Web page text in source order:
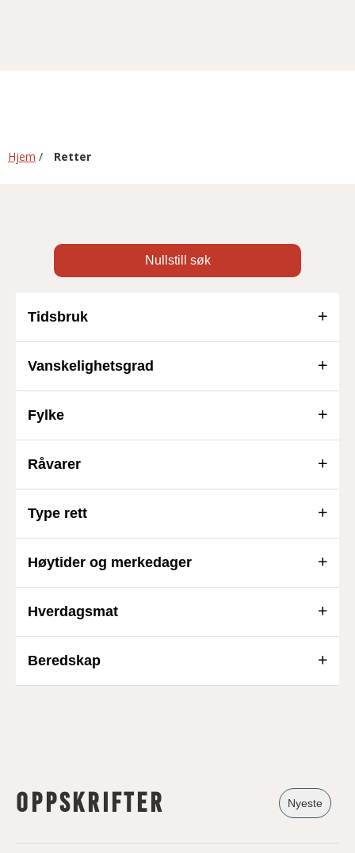
Hjem / Retter
Nullstill søk
Tidsbruk
Vanskelighetsgrad
Fylke
Råvarer
Type rett
Høytider og merkedager
Hverdagsmat
Beredskap
Oppskrifter Nyeste